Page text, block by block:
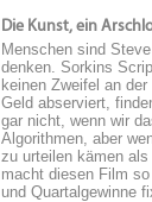
Die Kunst, ein
Menschen sind
denken. Sorkins
keinen Zweifel an
Geld abserviert,
gar nicht, wenn wir
Algorithmen, aber
zu urteilen kämen
macht diesen Film
und Quartalgewinne